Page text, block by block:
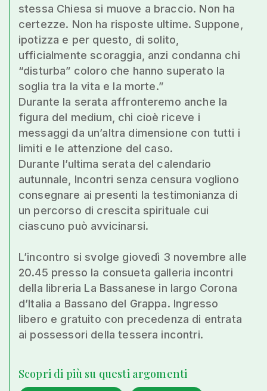
stessa Chiesa si muove a braccio. Non ha
certezze. Non ha risposte ultime. Suppone,
ipotizza e per questo, di solito,
ufficialmente scoraggia, anzi condanna chi
“disturba” coloro che hanno superato la
soglia tra la vita e la morte.”
Durante la serata affronteremo anche la
figura del medium, chi cioè riceve i
messaggi da un’altra dimensione con tutti i
limiti e le attenzione del caso.
Durante l’ultima serata del calendario
autunnale, Incontri senza censura vogliono
consegnare ai presenti la testimonianza di
un percorso di crescita spirituale cui
ciascuno può avvicinarsi.
L’incontro si svolge giovedì 3 novembre alle
20.45 presso la consueta galleria incontri
della libreria La Bassanese in largo Corona
d’Italia a Bassano del Grappa. Ingresso
libero e gratuito con precedenza di entrata
ai possessori della tessera incontri.
Scopri di più su questi argomenti